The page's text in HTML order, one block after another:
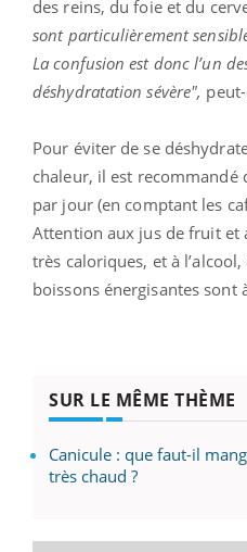
des reins, du foie et du
sont particulièrement
La confusion est donc l’un
déshydratation sévère",
Pour éviter de se
chaleur, il est recommandé
par jour (en comptant les
Attention aux jus de fruit et
très caloriques, et à
boissons énergisantes sont
SUR LE MÊME THÈME
Canicule : que faut-il
très chaud ?